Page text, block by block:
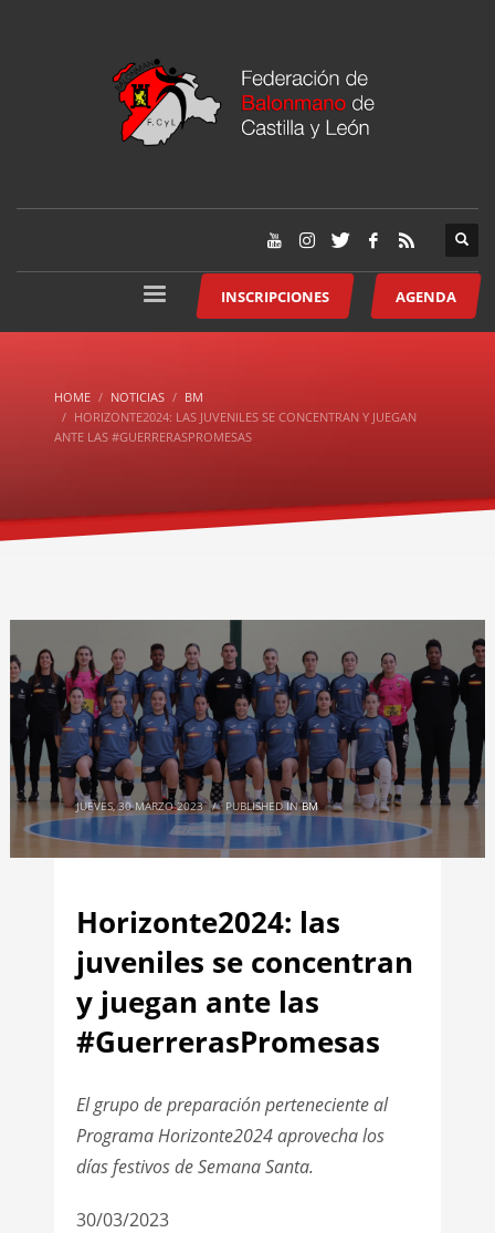
INSCRIPCIONES AGENDA
HOME NOTICIAS
BM
HORIZONTE2024: LAS JUVENILES SE CONCENTRAN Y JUEGAN
ANTE LAS #GUERRERASPROMESAS
JUEVES, 30 MARZO 2023 / PUBLISHED INBM
Horizonte2024: las
juveniles se concentran
y juegan ante las
#GuerrerasPromesas
El grupo de preparación perteneciente al
Programa Horizonte2024 aprovecha los
días festivos de Semana Santa.
30/03/2023